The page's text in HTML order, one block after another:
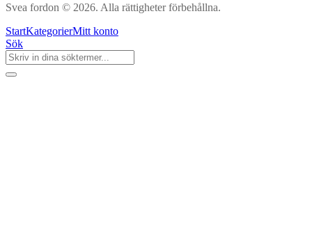
Svea fordon © 2026. Alla rättigheter förbehållna.
StartKategorierMitt konto
Sök